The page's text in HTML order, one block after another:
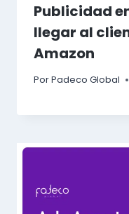
Publicidad
llegar al
Amazon
PorPadeco Global